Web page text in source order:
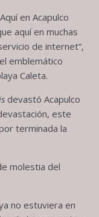
en Acapulco
aquí en muchas
de internet”,
emblemático
Caleta.
devastó Acapulco
este
terminada la
molestia del
no estuviera en